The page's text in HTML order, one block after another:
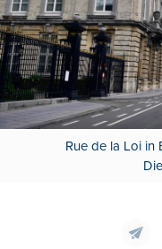
Rue de la Loi in